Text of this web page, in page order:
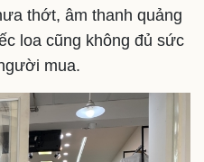
E-Magazine
Infographic
thớt, âm thanh quảng
loa cũng không đủ sức
mua.